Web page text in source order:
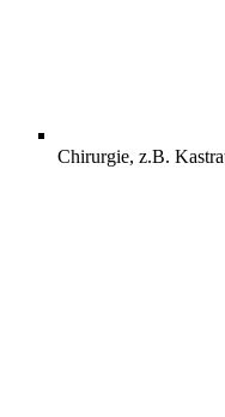
Chirurgie, z.B.